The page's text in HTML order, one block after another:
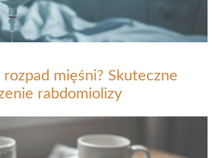
mięśni? Skuteczne
rabdomiolizy